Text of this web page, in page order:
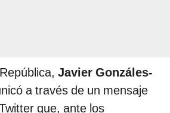
Javier Gonzáles-
a través de un mensaje
que, ante los